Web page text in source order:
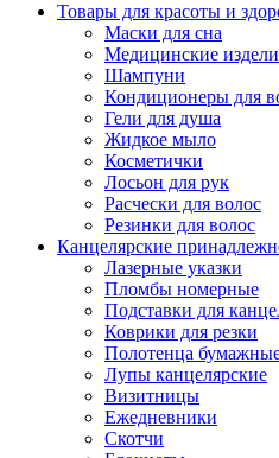
Товары для красоты и
Маски для сна
Медицинские
Шампуни
Кондиционеры для
Гели для душа
Жидкое мыло
Косметички
Лосьон для рук
Расчески для волос
Резинки для волос
Канцелярские
Лазерные указки
Пломбы номерные
Подставки для
Коврики для резки
Полотенца
Лупы канцелярские
Визитницы
Ежедневники
Скотчи